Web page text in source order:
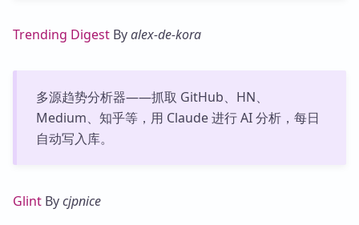
Trending Digest Byalex-de-kora
多源趋势分析器——抓取 GitHub、HN、
Medium、知乎等，用 Claude 进行 AI 分析，每日
自动写入库。
Glint Bycjpnice